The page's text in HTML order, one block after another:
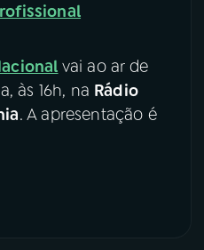
vai ao ar de
às 16h, na Rádio
. A apresentação é